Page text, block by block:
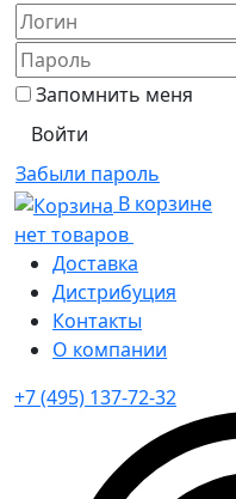
Запомнить меня
Забыли пароль
В корзине
нет товаров
Доставка
Дистрибуция
Контакты
О компании
+7 (495) 137-72-32